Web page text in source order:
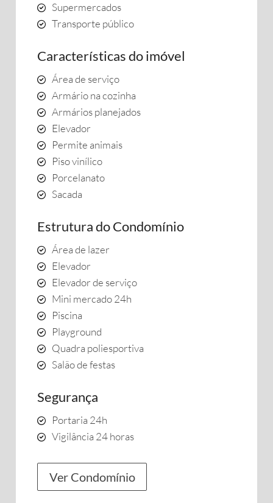
Supermercados
Transporte público
Características do imóvel
Área de serviço
Armário na cozinha
Armários planejados
Elevador
Permite animais
Piso vinílico
Porcelanato
Sacada
Estrutura do Condomínio
Área de lazer
Elevador
Elevador de serviço
Mini mercado 24h
Piscina
Playground
Quadra poliesportiva
Salão de festas
Segurança
Portaria 24h
Vigilância 24 horas
Ver Condomínio